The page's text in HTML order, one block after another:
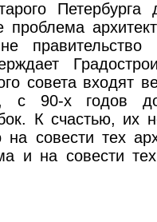
правительство
совета входят
с 90-х годов
К счастью, их
совести тех
и на совести